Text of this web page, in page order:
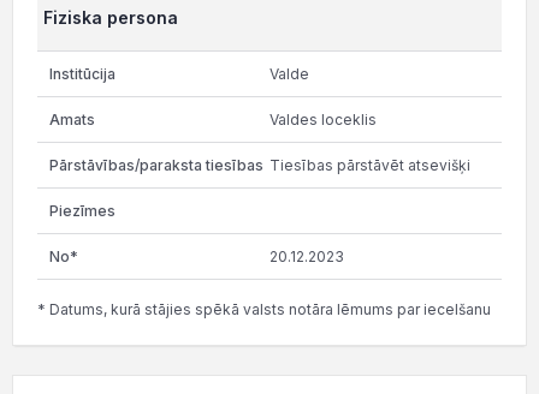
Fiziska persona
Valde
Valdes loceklis
Tiesības pārstāvēt atsevišķi
20.12.2023
* Datums, kurā stājies spēkā valsts notāra lēmums par iecelšanu